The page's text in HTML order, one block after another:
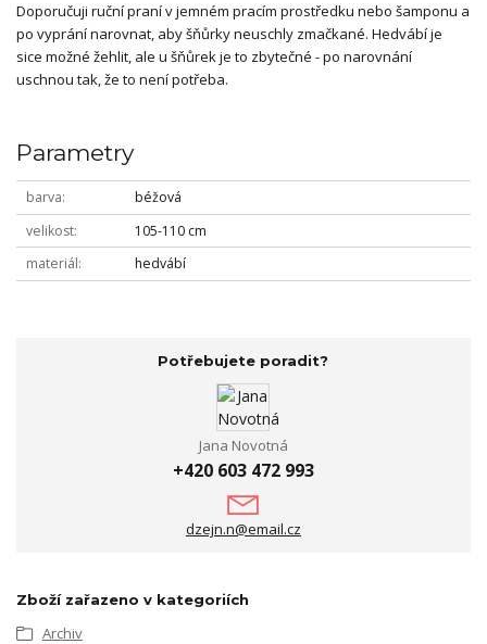
Doporučuji ruční praní v jemném pracím prostředku nebo šamponu a
po vyprání narovnat, aby šňůrky neuschly zmačkané. Hedvábí je
sice možné žehlit, ale u šňůrek je to zbytečné - po narovnání
uschnou tak, že to není potřeba.
Parametry
barva
béžová
velikost
105-110 cm
materiál
hedvábí
Potřebujete poradit?
Jana Novotná
+420 603 472 993
dzejn.n@email.cz
Zboží zařazeno v kategoriích
Archiv